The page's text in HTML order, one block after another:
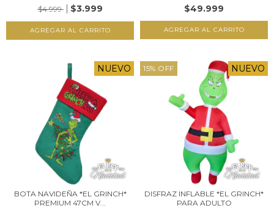
$4.999
$3.999 $49.999
NUEVO
BOTA NAVIDEÑA *EL GRINCH*
PREMIUM 47CM V...
15% OFF NUEVO
DISFRAZ INFLABLE *EL GRINCH*
PARA ADULTO